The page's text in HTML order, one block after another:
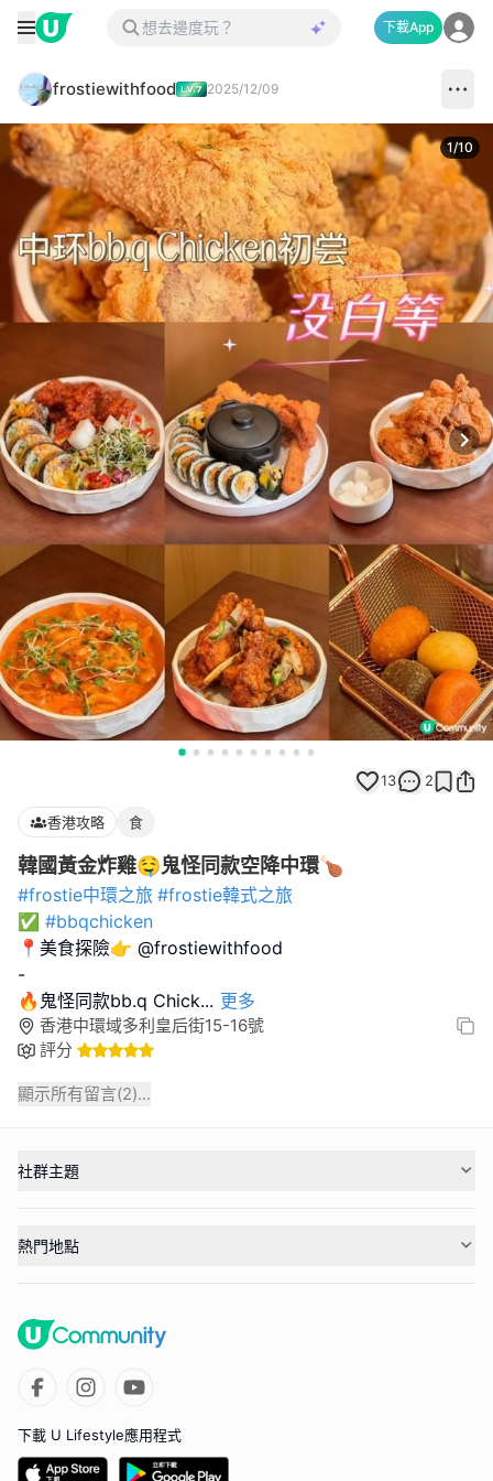
下載App
frostiewithfood 2025/12/09
1/10
13 2
香港攻略 食
韓國黃金炸雞🤤鬼怪同款空降中環🍗
#frostie中環之旅 #frostie韓式之旅
✅ #bbqchicken
📍美食探險👉 @frostiewithfood
-
🔥鬼怪同款bb.q Chick... 更多
香港中環域多利皇后街15-16號
評分
顯示所有留言(2)...
社群主題
熱門地點
下載 U Lifestyle應用程式